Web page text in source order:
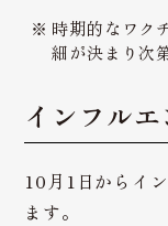
時期的なワク
細が決まり次
インフル
10月1日からイ
ます。